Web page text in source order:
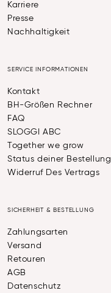
Karriere
Presse
Nachhaltigkeit
SERVICE INFORMATIONEN
Kontakt
BH-Größen Rechner
FAQ
SLOGGI ABC
Together we grow
Status deiner Bestellung
Widerruf Des Vertrags
SICHERHEIT & BESTELLUNG
Zahlungsarten
Versand
Retouren
AGB
Datenschutz